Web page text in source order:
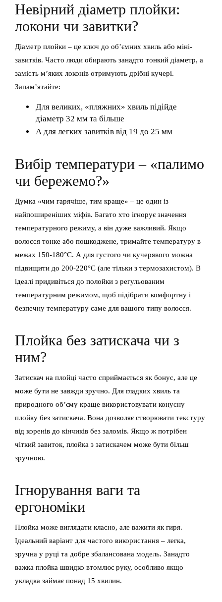
Невірний діаметр плойки:
локони чи завитки?
Діаметр плойки – це ключ до об’ємних хвиль або міні-
завитків. Часто люди обирають занадто тонкий діаметр, а
замість м’яких локонів отримують дрібні кучері.
Запам’ятайте:
Для великих, «пляжних» хвиль підійде
діаметр 32 мм та більше
А для легких завитків від 19 до 25 мм
Вибір температури – «палимо
чи бережемо?»
Думка «чим гарячіше, тим краще» – це один із
найпоширеніших міфів. Багато хто ігнорує значення
температурного режиму, а він дуже важливий. Якщо
волосся тонке або пошкоджене, тримайте температуру в
межах 150-180°C. А для густого чи кучерявого можна
підвищити до 200-220°C (але тільки з термозахистом). В
ідеалі придивіться до полойки з регульованим
температурним режимом, щоб підібрати комфортну і
безпечну температуру саме для вашого типу волосся.
Плойка без затискача чи з
ним?
Затискач на плойці часто сприймається як бонус, але це
може бути не завжди зручно. Для гладких хвиль та
природного об’єму краще використовувати конусну
плойку без затискача. Вона дозволяє створювати текстуру
від коренів до кінчиків без заломів. Якщо ж потрібен
чіткий завиток, плойка з затискачем може бути більш
зручною.
Ігнорування ваги та
ергономіки
Плойка може виглядати класно, але важити як гиря.
Ідеальний варіант для частого використання – легка,
зручна у руці та добре збалансована модель. Занадто
важка плойка швидко втомлює руку, особливо якщо
укладка займає понад 15 хвилин.